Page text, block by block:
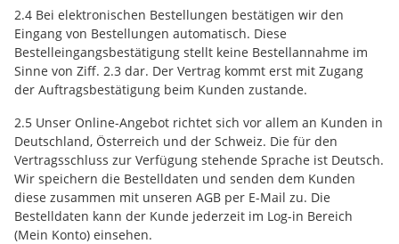
2.4 Bei elektronischen Bestellungen bestätigen wir den
Eingang von Bestellungen automatisch. Diese
Bestelleingangsbestätigung stellt keine Bestellannahme im
Sinne von Ziff. 2.3 dar. Der Vertrag kommt erst mit Zugang
der Auftragsbestätigung beim Kunden zustande.
2.5 Unser Online-Angebot richtet sich vor allem an Kunden in
Deutschland, Österreich und der Schweiz. Die für den
Vertragsschluss zur Verfügung stehende Sprache ist Deutsch.
Wir speichern die Bestelldaten und senden dem Kunden
diese zusammen mit unseren AGB per E-Mail zu. Die
Bestelldaten kann der Kunde jederzeit im Log-in Bereich
(Mein Konto) einsehen.